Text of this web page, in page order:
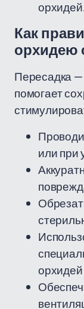
Как
орхидею
Пересадка
помогает
или при
орхидей